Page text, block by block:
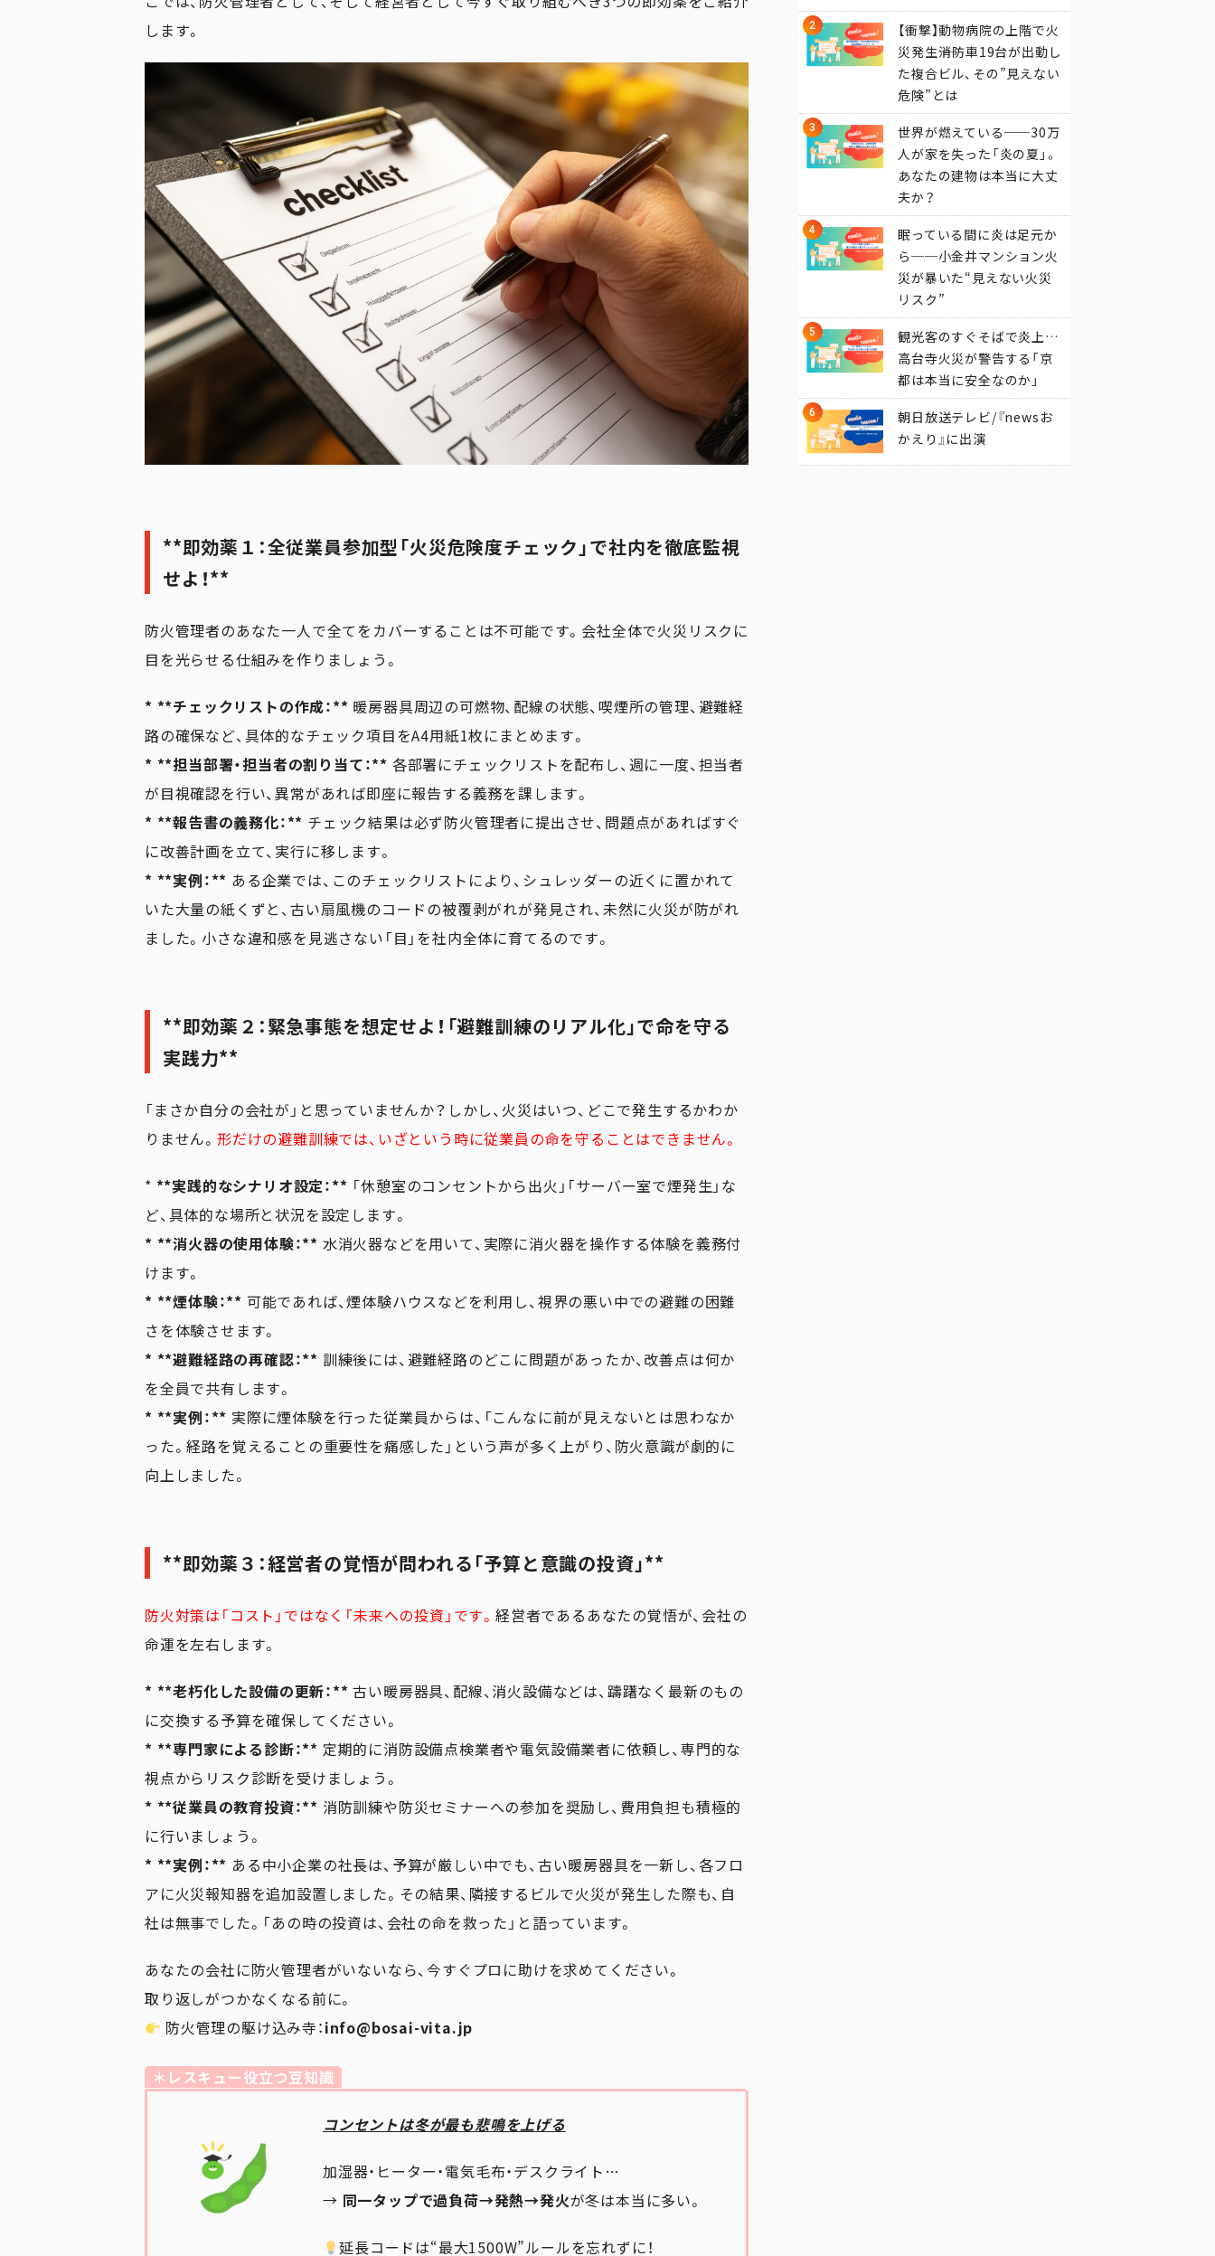
します。
**即効薬１：全従業員参加型「火災危険度チェック」で社内を徹底監視
せよ！**
防火管理者のあなた一人で全てをカバーすることは不可能です。会社全体で火災リスクに
目を光らせる仕組みを作りましょう。
* **チェックリストの作成：** 暖房器具周辺の可燃物、配線の状態、喫煙所の管理、避難経
路の確保など、具体的なチェック項目をA4用紙1枚にまとめます。
* **担当部署・担当者の割り当て：** 各部署にチェックリストを配布し、週に一度、担当者
が目視確認を行い、異常があれば即座に報告する義務を課します。
* **報告書の義務化：** チェック結果は必ず防火管理者に提出させ、問題点があればすぐ
に改善計画を立て、実行に移します。
* **実例：** ある企業では、このチェックリストにより、シュレッダーの近くに置かれて
いた大量の紙くずと、古い扇風機のコードの被覆剥がれが発見され、未然に火災が防がれ
ました。小さな違和感を見逃さない「目」を社内全体に育てるのです。
**即効薬２：緊急事態を想定せよ！「避難訓練のリアル化」で命を守る
実践力**
「まさか自分の会社が」と思っていませんか？しかし、火災はいつ、どこで発生するかわか
りません。 形だけの避難訓練では、いざという時に従業員の命を守ることはできません。
* **実践的なシナリオ設定：** 「休憩室のコンセントから出火」「サーバー室で煙発生」な
ど、具体的な場所と状況を設定します。
* **消火器の使用体験：** 水消火器などを用いて、実際に消火器を操作する体験を義務付
けます。
* **煙体験：** 可能であれば、煙体験ハウスなどを利用し、視界の悪い中での避難の困難
さを体験させます。
* **避難経路の再確認：** 訓練後には、避難経路のどこに問題があったか、改善点は何か
を全員で共有します。
* **実例：** 実際に煙体験を行った従業員からは、「こんなに前が見えないとは思わなか
った。経路を覚えることの重要性を痛感した」という声が多く上がり、防火意識が劇的に
向上しました。
**即効薬３：経営者の覚悟が問われる「予算と意識の投資」**
防火対策は「コスト」ではなく「未来への投資」です。 経営者であるあなたの覚悟が、会社の
命運を左右します。
* **老朽化した設備の更新：** 古い暖房器具、配線、消火設備などは、躊躇なく最新のもの
に交換する予算を確保してください。
* **専門家による診断：** 定期的に消防設備点検業者や電気設備業者に依頼し、専門的な
視点からリスク診断を受けましょう。
* **従業員の教育投資：** 消防訓練や防災セミナーへの参加を奨励し、費用負担も積極的
に行いましょう。
* **実例：** ある中小企業の社長は、予算が厳しい中でも、古い暖房器具を一新し、各フロ
アに火災報知器を追加設置しました。その結果、隣接するビルで火災が発生した際も、自
社は無事でした。「あの時の投資は、会社の命を救った」と語っています。
あなたの会社に防火管理者がいないなら、今すぐプロに助けを求めてください。
取り返しがつかなくなる前に。
防火管理の駆け込み寺：info@bosai-vita.jp
＊レスキュー役立つ豆知識
コンセントは冬が最も悲鳴を上げる
加湿器・ヒーター・電気毛布・デスクライト…
→ 同一タップで過負荷→発熱→発火が冬は本当に多い。
延長コードは“最大1500W”ルールを忘れずに！
【衝撃】動物病院の上階で火
災発生――消防車19台が出動し
た複合ビル、その”見えない
危険”とは
世界が燃えている──30万
人が家を失った「炎の夏」。
あなたの建物は本当に大丈
夫か？
眠っている間に炎は足元か
ら──小金井マンション火
災が暴いた“見えない火災
リスク”
観光客のすぐそばで炎上…
高台寺火災が警告する「京
都は本当に安全なのか」
朝日放送テレビ/『newsお
かえり』に出演